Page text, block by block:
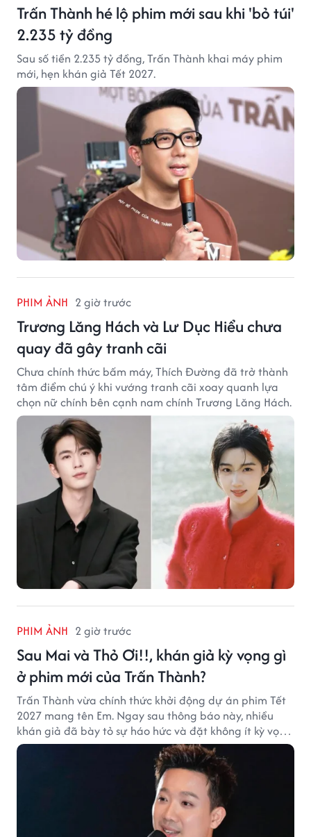
Trấn Thành hé lộ phim mới sau khi 'bỏ túi'
2.235 tỷ đồng
Sau số tiền 2.235 tỷ đồng, Trấn Thành khai máy phim
mới, hẹn khán giả Tết 2027.
PHIM ẢNH 2 giờ trước
Trương Lăng Hách và Lư Dục Hiểu chưa
quay đã gây tranh cãi
Chưa chính thức bấm máy, Thích Đường đã trở thành
tâm điểm chú ý khi vướng tranh cãi xoay quanh lựa
chọn nữ chính bên cạnh nam chính Trương Lăng Hách.
PHIM ẢNH 2 giờ trước
Sau Mai và Thỏ Ơi!!, khán giả kỳ vọng gì
ở phim mới của Trấn Thành?
Trấn Thành vừa chính thức khởi động dự án phim Tết
2027 mang tên Em. Ngay sau thông báo này, nhiều
khán giả đã bày tỏ sự háo hức và đặt không ít kỳ vọng
vào bộ phim mới của Trấn Thành.